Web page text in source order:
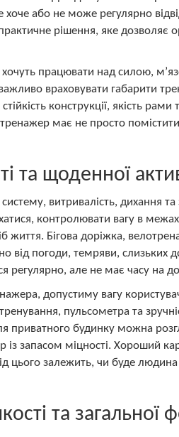
або не може регулярно
рішення, яке дозволяє
хочуть працювати над силою,
враховувати габарити
конструкції, якість рами
має не просто
та щоденної
витривалість, дихання та
контролювати вагу в
Бігова доріжка,
погоди, темряви, слизьких
регулярно, але не має часу на
допустиму вагу
пульсометра та
приватного будинку можна
із запасом міцності. Хороший
цього залежить, чи буде
та загальної